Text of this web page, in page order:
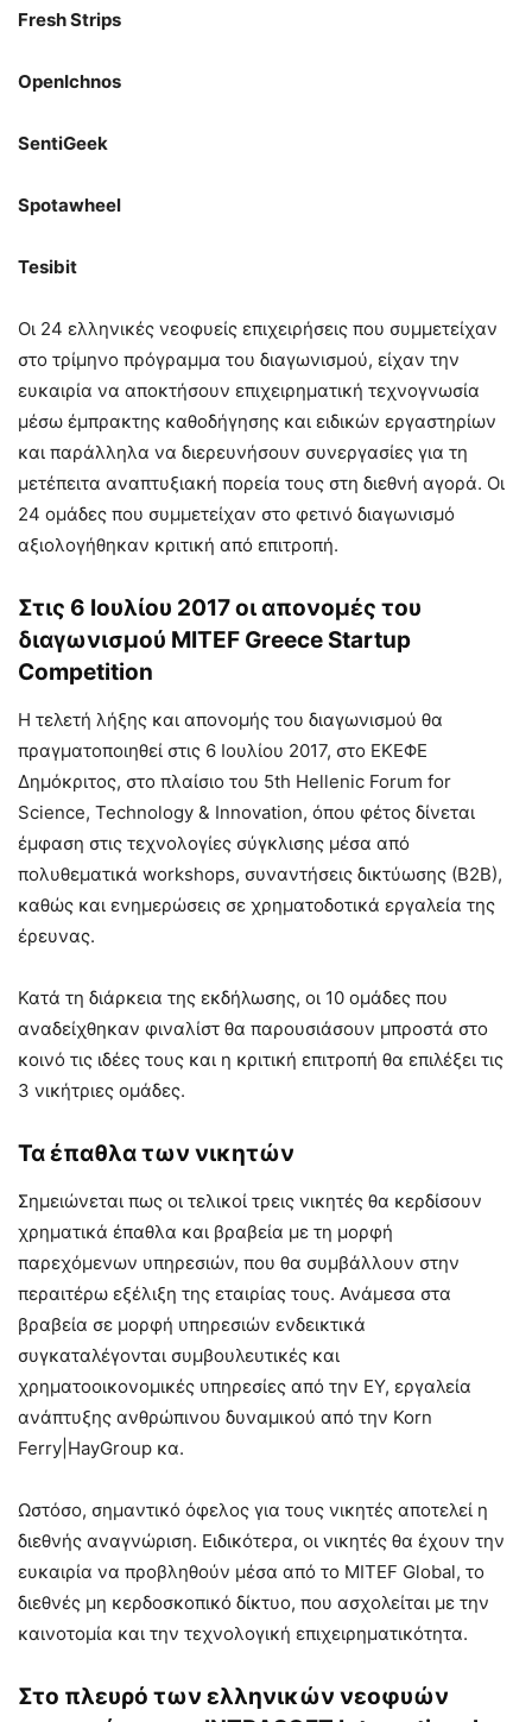
Fresh Strips
OpenIchnos
SentiGeek
Spotawheel
Tesibit
Οι 24 ελληνικές νεοφυείς επιχειρήσεις που συμμετείχαν
στο τρίμηνο πρόγραμμα του διαγωνισμού, είχαν την
ευκαιρία να αποκτήσουν επιχειρηματική τεχνογνωσία
μέσω έμπρακτης καθοδήγησης και ειδικών εργαστηρίων
και παράλληλα να διερευνήσουν συνεργασίες για τη
μετέπειτα αναπτυξιακή πορεία τους στη διεθνή αγορά. Οι
24 ομάδες που συμμετείχαν στο φετινό διαγωνισμό
αξιολογήθηκαν κριτική από επιτροπή.
Στις 6 Ιουλίου 2017 οι απονομές του
διαγωνισμού MITEF Greece Startup
Competition
Η τελετή λήξης και απονομής του διαγωνισμού θα
πραγματοποιηθεί στις 6 Ιουλίου 2017, στο ΕΚΕΦΕ
Δημόκριτος, στο πλαίσιο του 5th Hellenic Forum for
Science, Technology & Innovation, όπου φέτος δίνεται
έμφαση στις τεχνολογίες σύγκλισης μέσα από
πολυθεματικά workshops, συναντήσεις δικτύωσης (Β2Β),
καθώς και ενημερώσεις σε χρηματοδοτικά εργαλεία της
έρευνας.
Κατά τη διάρκεια της εκδήλωσης, οι 10 ομάδες που
αναδείχθηκαν φιναλίστ θα παρουσιάσουν μπροστά στο
κοινό τις ιδέες τους και η κριτική επιτροπή θα επιλέξει τις
3 νικήτριες ομάδες.
Τα έπαθλα των νικητών
Σημειώνεται πως οι τελικοί τρεις νικητές θα κερδίσουν
χρηματικά έπαθλα και βραβεία με τη μορφή
παρεχόμενων υπηρεσιών, που θα συμβάλλουν στην
περαιτέρω εξέλιξη της εταιρίας τους. Ανάμεσα στα
βραβεία σε μορφή υπηρεσιών ενδεικτικά
συγκαταλέγονται συμβουλευτικές και
χρηματοοικονομικές υπηρεσίες από την ΕΥ, εργαλεία
ανάπτυξης ανθρώπινου δυναμικού από την Korn
Ferry|HayGroup κα.
Ωστόσο, σημαντικό όφελος για τους νικητές αποτελεί η
διεθνής αναγνώριση. Ειδικότερα, οι νικητές θα έχουν την
ευκαιρία να προβληθούν μέσα από το MITEF Global, το
διεθνές μη κερδοσκοπικό δίκτυο, που ασχολείται με την
καινοτομία και την τεχνολογική επιχειρηματικότητα.
Στο πλευρό των ελληνικών νεοφυών